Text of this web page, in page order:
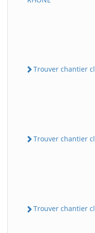
Trouver chantier
Trouver chantier
Trouver chantier